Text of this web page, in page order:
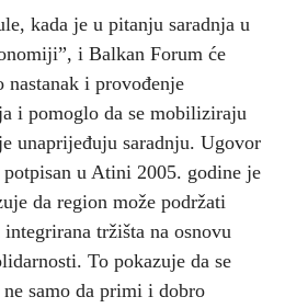
kada je u pitanju saradnja u
i Balkan Forum će
nastanak i provođenje
i pomoglo da se mobiliziraju
unaprijeđuju saradnju. Ugovor
u Atini 2005. godine je
da region može podržati
tržišta na osnovu
To pokazuje da se
samo da primi i dobro